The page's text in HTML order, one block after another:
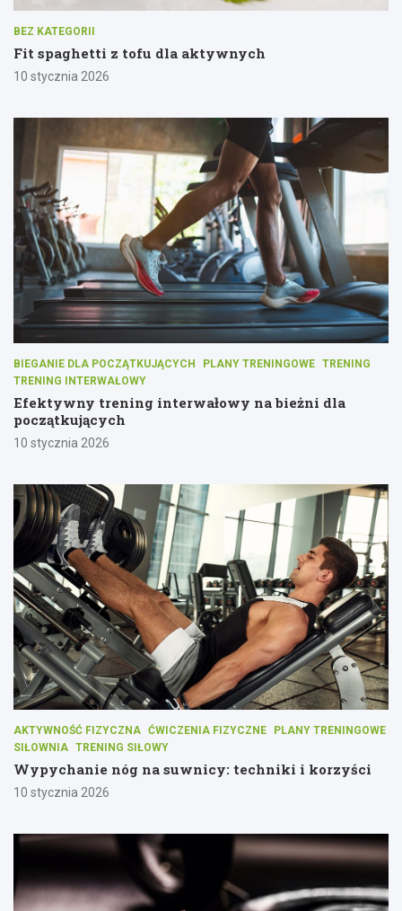
BEZ KATEGORII
Fit spaghetti z tofu dla aktywnych
10 stycznia 2026
BIEGANIE DLA POCZĄTKUJĄCYCH PLANY TRENINGOWE TRENING
TRENING INTERWAŁOWY
Efektywny trening interwałowy na bieżni dla
początkujących
10 stycznia 2026
AKTYWNOŚĆ FIZYCZNA ĆWICZENIA FIZYCZNE
PLANY TRENINGOWE
SIŁOWNIA TRENING SIŁOWY
Wypychanie nóg na suwnicy: techniki i korzyści
10 stycznia 2026